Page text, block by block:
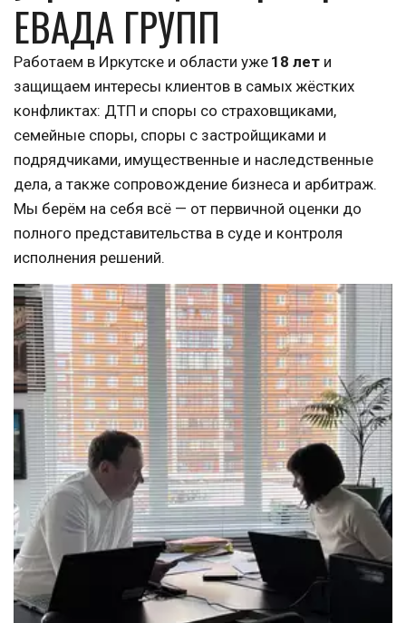
ЕВАДА ГРУПП
Работаем в Иркутске и области уже 18 лет и
защищаем интересы клиентов в самых жёстких
конфликтах: ДТП и споры со страховщиками,
семейные споры, споры с застройщиками и
подрядчиками, имущественные и наследственные
дела, а также сопровождение бизнеса и арбитраж.
Мы берём на себя всё — от первичной оценки до
полного представительства в суде и контроля
исполнения решений.